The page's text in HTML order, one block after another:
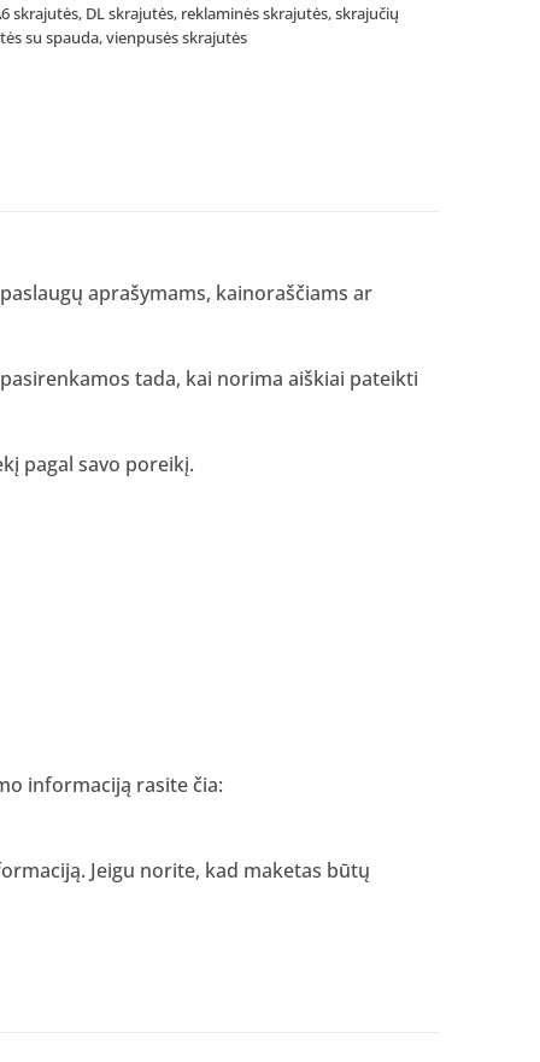
skrajutės, DL skrajutės, reklaminės skrajutės,skrajučių
su spauda,vienpusės skrajutės
aprašymams, kainoraščiams ar
tada, kai norima aiškiai pateikti
pagal savo poreikį.
informaciją rasite čia:
Jeigu norite, kad maketas būtų